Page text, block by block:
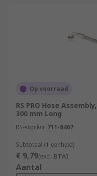
Op voorraad
RS PRO Hose
300 mm Long
RS-stocknr. 711-8467
Subtotaal (1 eenheid)
€ 9,79(excl. BTW)
Aantal